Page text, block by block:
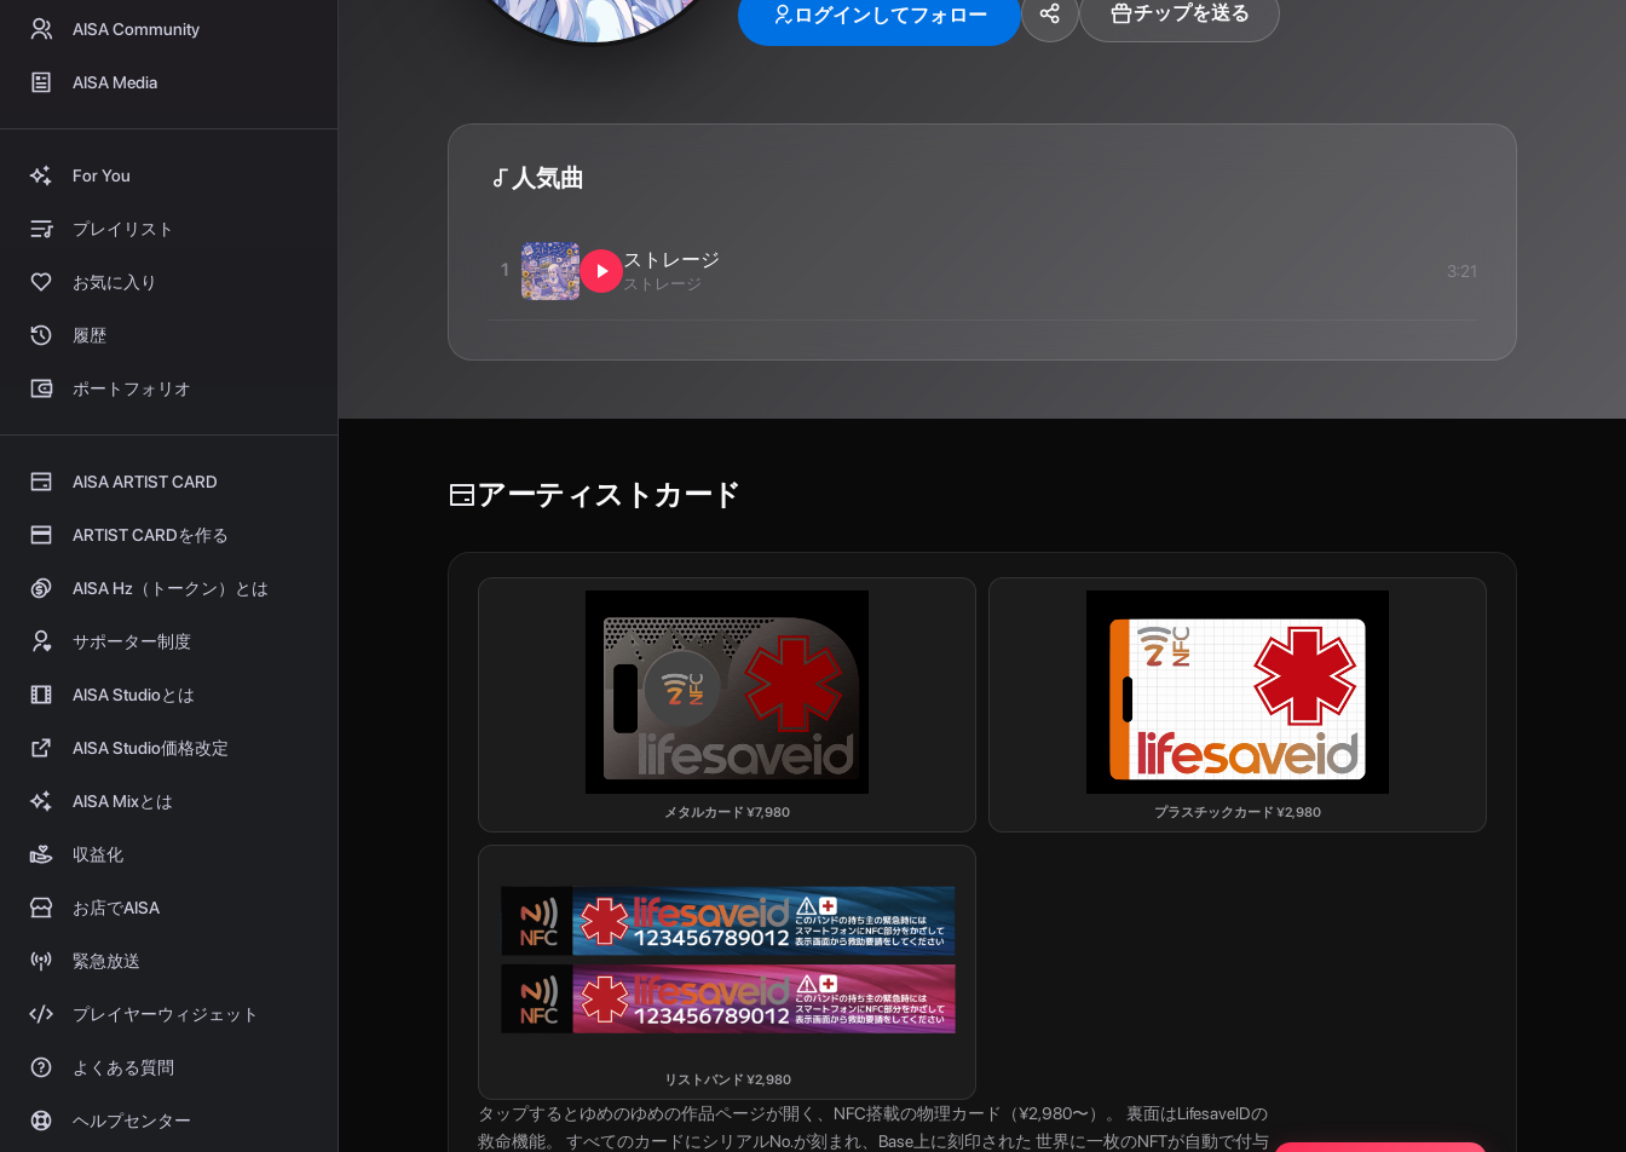
AISA Community
AISA Media
For You
プレイリスト
お気に入り
履歴
ポートフォリオ
AISA ARTIST CARD
ARTIST CARDを作る
AISA Hz（トークン）とは
サポーター制度
AISA Studioとは
AISA Studio価格改定
AISA Mixとは
収益化
お店でAISA
緊急放送
プレイヤーウィジェット
よくある質問
ヘルプセンター
ログインしてフォロー チップを送る
人気曲
1 ストレージ
ストレージ
3:21
アーティストカード
メタルカード ¥7,980 プラスチックカード ¥2,980
リストバンド ¥2,980
タップすると ゆめのゆめの作品ページが開く、NFC搭載の物理カード（¥2,980〜）。 裏面はLifesaveIDの
救命機能。 すべてのカードにシリアルNo.が刻まれ、Base上に刻印された 世界に一枚のNFTが自動で付与